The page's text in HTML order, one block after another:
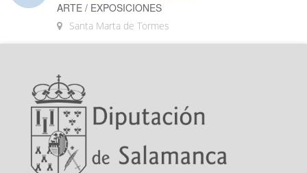
ARTE / EXPOSICIONES
Santa Marta de Tormes